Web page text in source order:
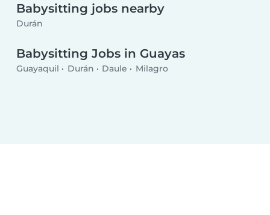
Babysitting jobs nearby
Durán
Babysitting Jobs in Guayas
Guayaquil Durán Daule Milagro